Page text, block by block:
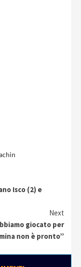
Isco (2) e
Next
giocato per
non è pronto”